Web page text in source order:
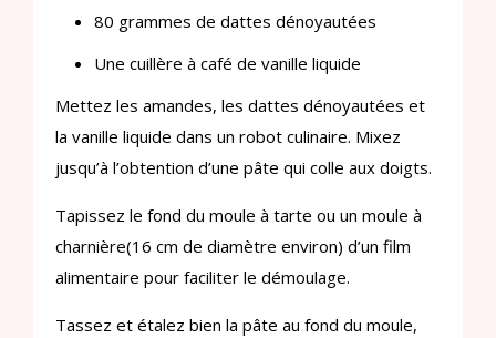
80 grammes de dattes dénoyautées
Une cuillère à café de vanille liquide
Mettez les amandes, les dattes dénoyautées et
la vanille liquide dans un robot culinaire. Mixez
jusqu’à l’obtention d’une pâte qui colle aux doigts.
Tapissez le fond du moule à tarte ou un moule à
charnière(16 cm de diamètre environ) d’un film
alimentaire pour faciliter le démoulage.
Tassez et étalez bien la pâte au fond du moule,